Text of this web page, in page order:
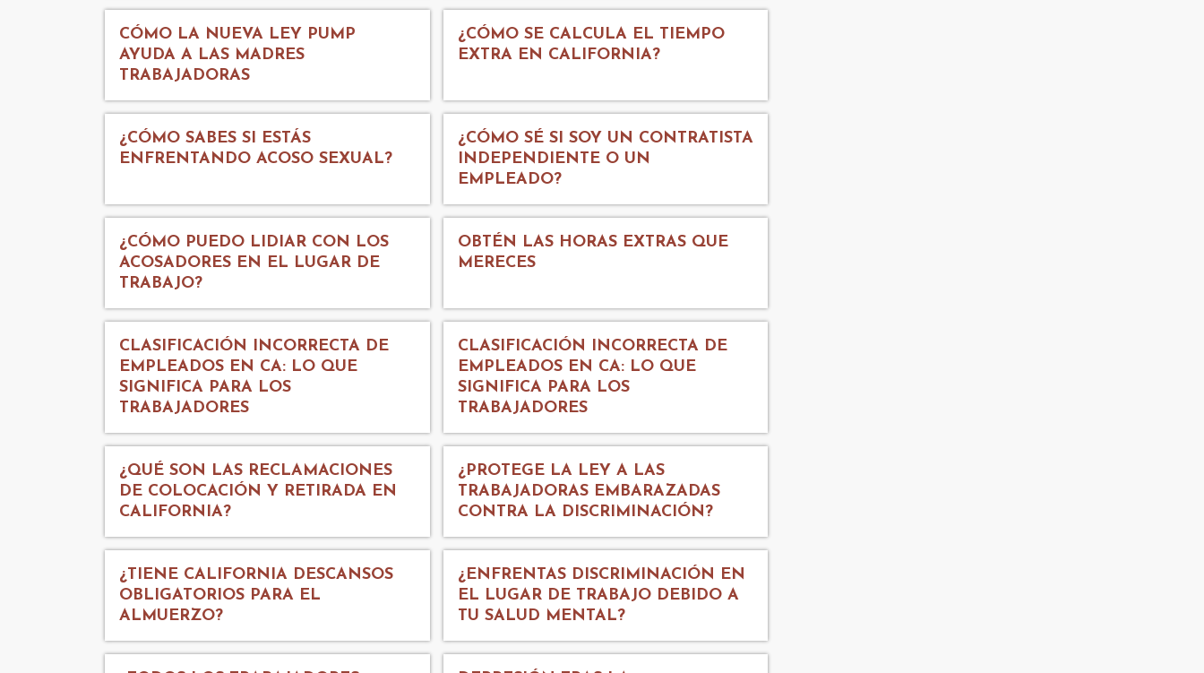
CÓMO LA NUEVA LEY PUMP
AYUDA A LAS MADRES
TRABAJADORAS
¿CÓMO SE CALCULA EL TIEMPO
EXTRA EN CALIFORNIA?
¿CÓMO SABES SI ESTÁS
ENFRENTANDO ACOSO SEXUAL?
¿CÓMO SÉ SI SOY UN CONTRATISTA
INDEPENDIENTE O UN
EMPLEADO?
¿CÓMO PUEDO LIDIAR CON LOS
ACOSADORES EN EL LUGAR DE
TRABAJO?
OBTÉN LAS HORAS EXTRAS QUE
MERECES
CLASIFICACIÓN INCORRECTA DE
EMPLEADOS EN CA: LO QUE
SIGNIFICA PARA LOS
TRABAJADORES
CLASIFICACIÓN INCORRECTA DE
EMPLEADOS EN CA: LO QUE
SIGNIFICA PARA LOS
TRABAJADORES
¿QUÉ SON LAS RECLAMACIONES
DE COLOCACIÓN Y RETIRADA EN
CALIFORNIA?
¿PROTEGE LA LEY A LAS
TRABAJADORAS EMBARAZADAS
CONTRA LA DISCRIMINACIÓN?
¿TIENE CALIFORNIA DESCANSOS
OBLIGATORIOS PARA EL
ALMUERZO?
¿ENFRENTAS DISCRIMINACIÓN EN
EL LUGAR DE TRABAJO DEBIDO A
TU SALUD MENTAL?